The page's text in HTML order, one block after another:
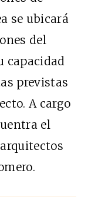
se ubicará
del
capacidad
previstas
A cargo
el